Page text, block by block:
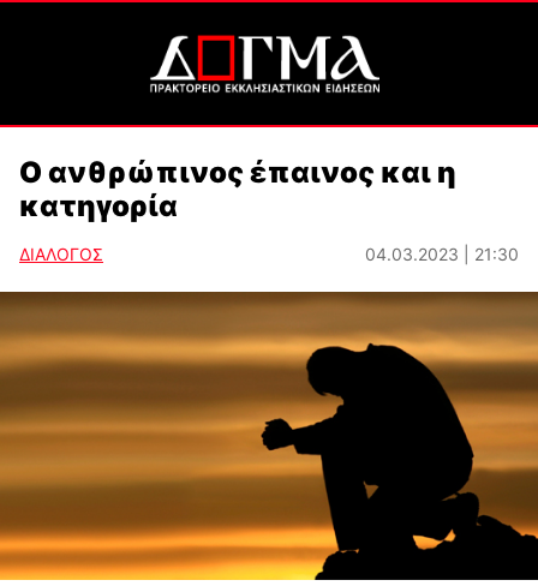
Ο ανθρώπινος έπαινος και η
κατηγορία
ΔΙΑΛΟΓΟΣ 04.03.2023 | 21:30